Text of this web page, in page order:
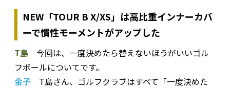
NEW「TOUR B X/XS」は高比重インナーカバ
ーで慣性モーメントがアップした
T島 今回は、一度決めたら替えないほうがいいゴル
フボールについてです。
金子 T島さん、ゴルフクラブはすべて「一度決めた